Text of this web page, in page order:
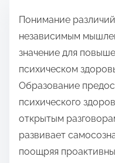
Понимание
независимым
значение для
психическом
Образование
психического
открытым
развивает
поощряя